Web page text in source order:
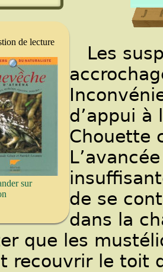
de lecture
sur
Les
d’appui
Chouette
de se
dans la
que les
recouvrir le toit